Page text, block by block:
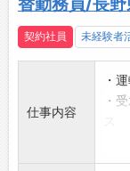
契約社員 未経験者
仕事内容
・
・
・
※仕